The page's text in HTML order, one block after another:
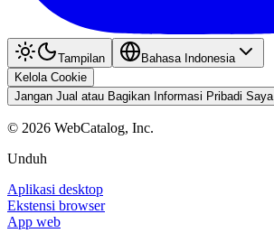
Tampilan
Bahasa Indonesia
Kelola Cookie
Jangan Jual atau Bagikan Informasi Pribadi Saya
© 2026 WebCatalog, Inc.
Unduh
Aplikasi desktop
Ekstensi browser
App web